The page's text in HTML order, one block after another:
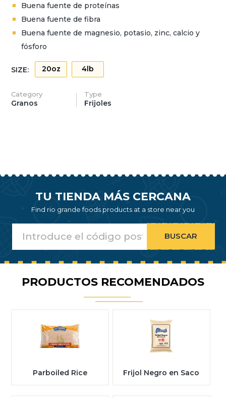
Buena fuente de proteínas
Buena fuente de fibra
Buena fuente de magnesio, potasio, zinc, calcio y
fósforo
SIZE: 20oz 4lb
Category
Granos
Type
Frijoles
TU TIENDA MÁS CERCANA
Find rio grande foods products at a store near you
PRODUCTOS RECOMENDADOS
Parboiled Rice Frijol Negro en Saco